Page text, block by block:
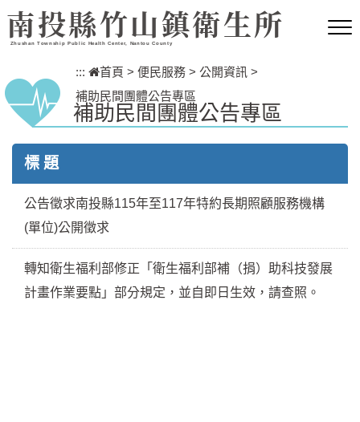
跳到主要內容區塊
南投縣竹山鎮衛生所
Zhushan Township Public Health Center, Nantou County
::: 首頁 > 便民服務 > 公開資訊 >
補助民間團體公告專區
補助民間團體公告專區
標 題
公告徵求南投縣115年至117年特約長期照顧服務機構
(單位)公開徵求
轉知衛生福利部修正「衛生福利部補（捐）助科技發展
計畫作業要點」部分規定，並自即日生效，請查照。